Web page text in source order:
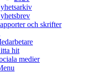
och skrifter
hit
medier